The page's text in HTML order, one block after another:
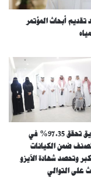
تقديم أبحاث المؤتمر
جمعية طويق تحقق 97.35% في
ضمن الكيانات
وتحصد شهادة الآيزو
على التوالي